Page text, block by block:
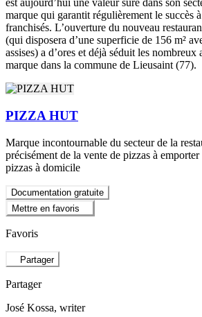
est aujourd’hui une valeur sûre dans son
marque qui garantit régulièrement le succès
franchisés. L’ouverture du nouveau
(qui disposera d’une superficie de 156 m²
assises) a d’ores et déjà séduit les
marque dans la commune de Lieusaint (77).
PIZZA HUT
Marque incontournable du secteur de la
précisément de la vente de pizzas à
pizzas à domicile
Documentation gratuite
Mettre en favoris
Favoris
Partager
Partager
José Kossa, writer